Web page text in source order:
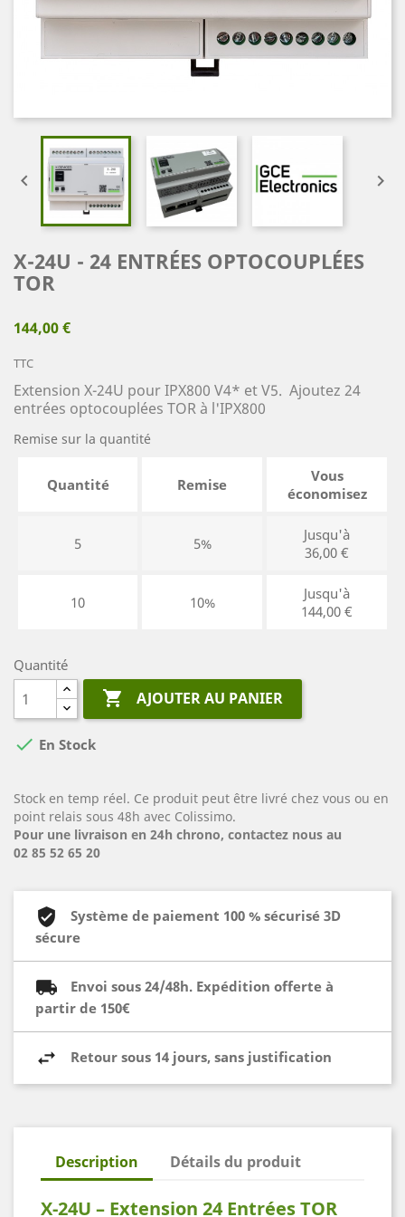
 
X-24U - 24 ENTRÉES OPTOCOUPLÉES
TOR
144,00 €
TTC
Extension X-24U pour IPX800 V4* et V5. Ajoutez 24
entrées optocouplées TOR à l'IPX800
Remise sur la quantité
Quantité Remise
Vous
économisez
5 5%
Jusqu'à
36,00 €
10 10%
Jusqu'à
144,00 €
Quantité
 AJOUTER AU PANIER
 En Stock
Stock en temp réel. Ce produit peut être livré chez vous ou en
point relais sous 48h avec Colissimo.
Pour une livraison en 24h chrono, contactez nous au
02 85 52 65 20
Système de paiement 100 % sécurisé 3D
sécure
Envoi sous 24/48h. Expédition offerte à
partir de 150€
Retour sous 14 jours, sans justification
Description Détails du produit
X-24U – Extension 24 Entrées TOR